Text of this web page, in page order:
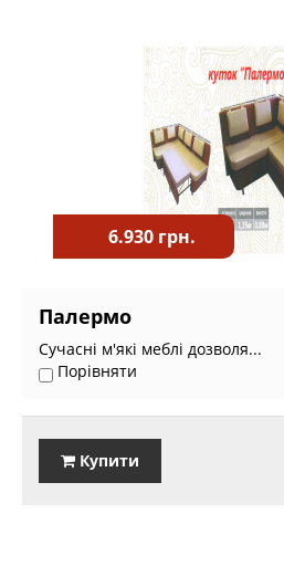
6.930 грн.
Палермо
Сучасні м'які меблі дозволя...
Порівняти
Купити